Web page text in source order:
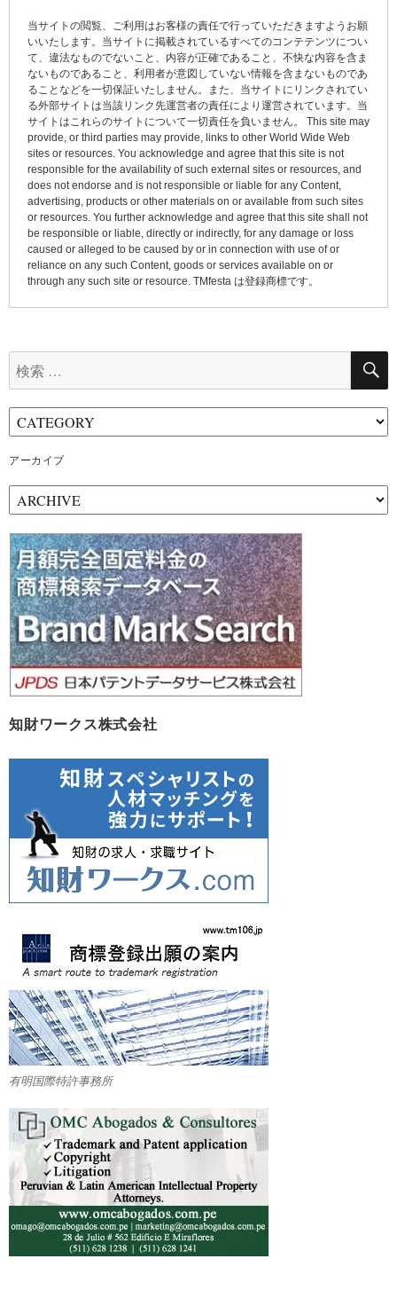
当サイトの閲覧、ご利用はお客様の責任で行っていただきますようお願
いいたします。当サイトに掲載されているすべてのコンテテンツについ
て、違法なものでないこと、内容が正確であること、不快な内容を含ま
ないものであること、利用者が意図していない情報を含まないものであ
ることなどを一切保証いたしません。また、当サイトにリンクされてい
る外部サイトは当該リンク先運営者の責任により運営されています。当
サイトはこれらのサイトについて一切責任を負いません。 This site may
provide, or third parties may provide, links to other World Wide Web
sites or resources. You acknowledge and agree that this site is not
responsible for the availability of such external sites or resources, and
does not endorse and is not responsible or liable for any Content,
advertising, products or other materials on or available from such sites
or resources. You further acknowledge and agree that this site shall not
be responsible or liable, directly or indirectly, for any damage or loss
caused or alleged to be caused by or in connection with use of or
reliance on any such Content, goods or services available on or
through any such site or resource. TMfesta は登録商標です。
索:
アーカイブ
ー
カ
イ
ブ
知財ワークス株式会社
有明国際特許事務所